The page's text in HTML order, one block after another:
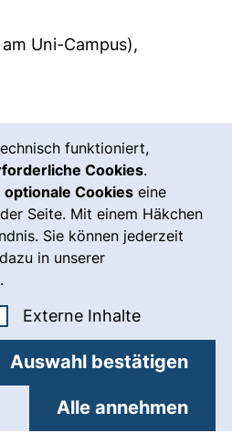
funktioniert,
Cookies.
optionale Cookies eine
Seite. Mit einem Häkchen
Sie können jederzeit
in unserer
.
Cookies akzeptieren
Externe Inhalte: Externe
Auswahl bestätigen
Alle annehmen
Uni-Campus),
und